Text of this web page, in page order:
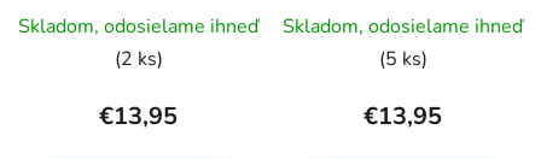
k
Rosa
Skladom, odosielame ihneď
(2 ks)
€13,95
Skladom, odosielame ihneď
(5 ks)
€13,95